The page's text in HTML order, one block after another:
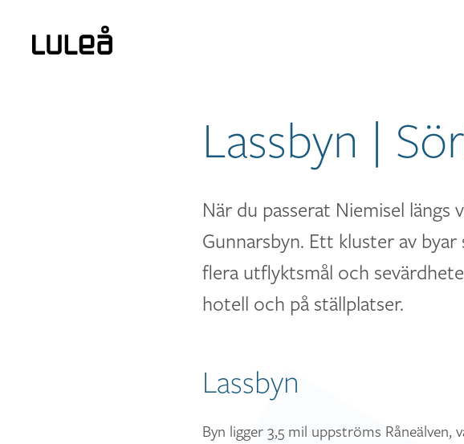
Lassbyn |
När du passerat Niemisel
Gunnarsbyn. Ett kluster av
flera utflyktsmål och
hotell och på ställplatser.
Lassbyn
Byn ligger 3,5 mil uppströms Råneälven,